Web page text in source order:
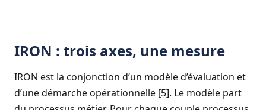
IRON : trois axes, une mesure
IRON est la conjonction d’un modèle d’évaluation et
d’une démarche opérationnelle [5]. Le modèle part